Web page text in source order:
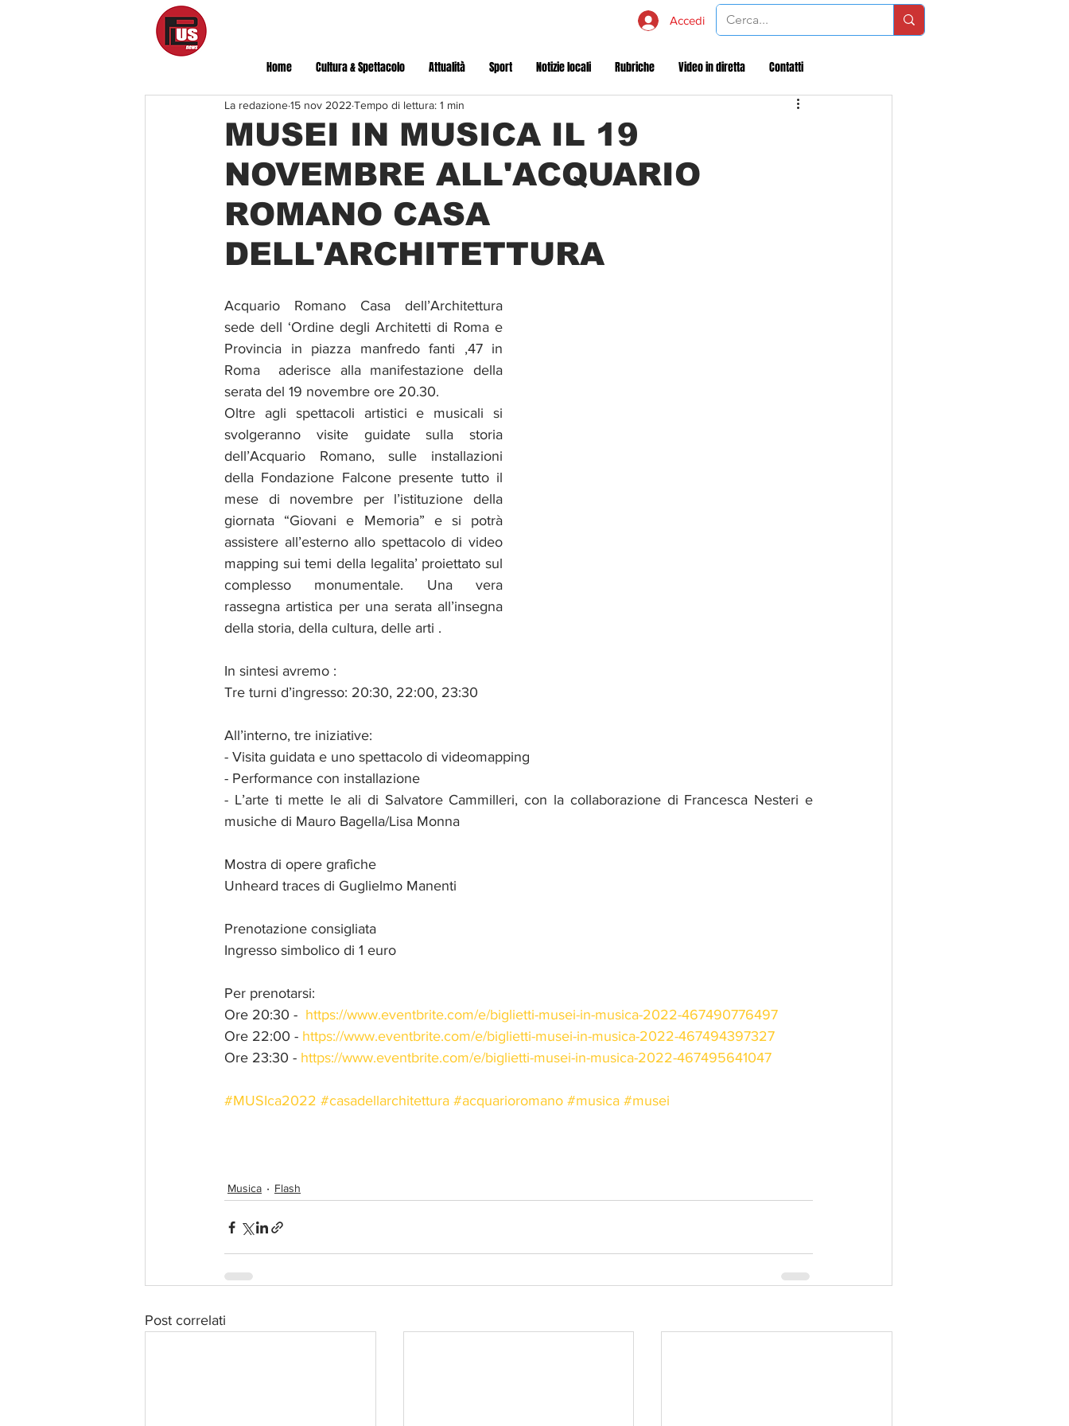
Accedi
Home Cultura & Spettacolo Attualità Sport Notizie locali Rubriche Video in diretta Contatti
MUSEI IN MUSICA IL 19
NOVEMBRE ALL'ACQUARIO
ROMANO CASA
DELL'ARCHITETTURA
La redazione15 nov 2022 Tempo di lettura: 1 min
Acquario Romano Casa dell’Architettura
sede dell ‘Ordine degli Architetti di Roma e
Provincia in piazza manfredo fanti ,47 in
Roma  aderisce alla manifestazione della
serata del 19 novembre ore 20.30.
Oltre agli spettacoli artistici e musicali si
svolgeranno visite guidate sulla storia
dell’Acquario Romano, sulle installazioni
della Fondazione Falcone presente tutto il
mese di novembre per l’istituzione della
giornata “Giovani e Memoria” e si potrà
assistere all’esterno allo spettacolo di video
mapping sui temi della legalita’ proiettato sul
complesso monumentale. Una vera
rassegna artistica per una serata all’insegna
della storia, della cultura, delle arti .
In sintesi avremo :
Tre turni d’ingresso: 20:30, 22:00, 23:30
All’interno, tre iniziative:
- Visita guidata e uno spettacolo di videomapping
- Performance con installazione
- L’arte ti mette le ali di Salvatore Cammilleri, con la collaborazione di Francesca Nesteri e
musiche di Mauro Bagella/Lisa Monna
Mostra di opere grafiche
Unheard traces di Guglielmo Manenti
Prenotazione consigliata
Ingresso simbolico di 1 euro
Per prenotarsi:
Ore 20:30 - https://www.eventbrite.com/e/biglietti-musei-in-musica-2022-467490776497
Ore 22:00 - https://www.eventbrite.com/e/biglietti-musei-in-musica-2022-467494397327
Ore 23:30 - https://www.eventbrite.com/e/biglietti-musei-in-musica-2022-467495641047
#MUSIca2022 #casadellarchitettura #acquarioromano #musica #musei
Musica Flash
Post correlati